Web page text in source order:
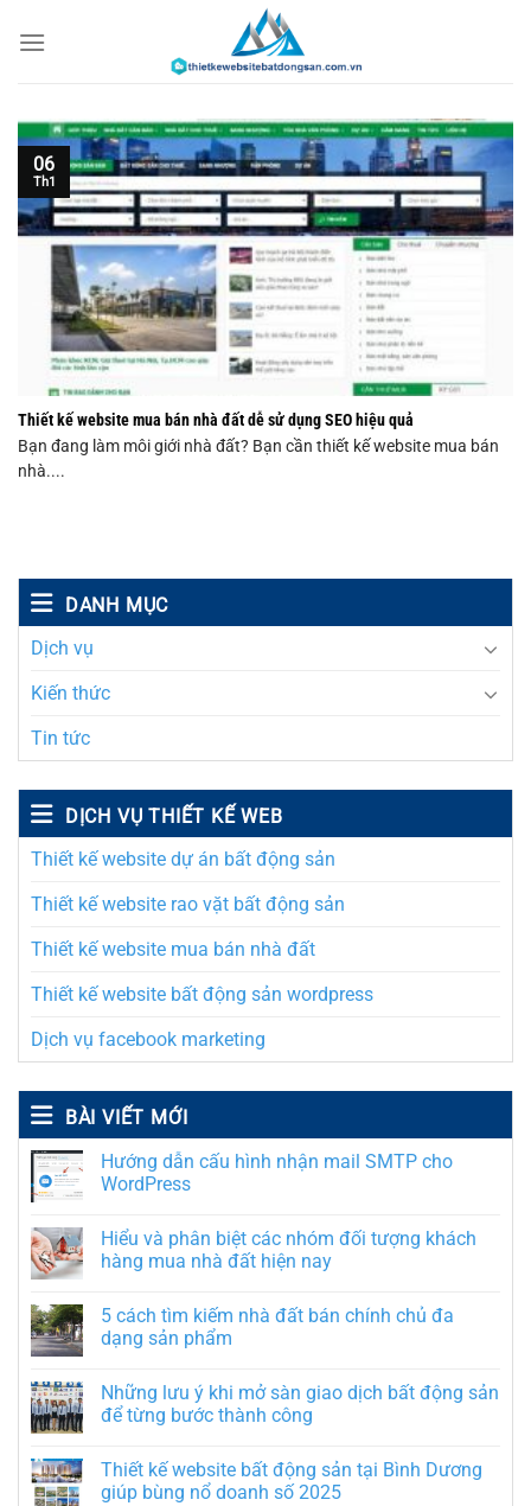
đến
DANH MỤC
Dịch vụ
Kiến thức
Tin tức
DỊCH VỤ THIẾT KẾ WEB
Thiết kế website dự án bất động sản
Thiết kế website rao vặt bất động sản
Thiết kế website mua bán nhà đất
Thiết kế website bất động sản wordpress
Dịch vụ facebook marketing
BÀI VIẾT MỚI
Hướng dẫn cấu hình nhận mail SMTP cho
WordPress
Hiểu và phân biệt các nhóm đối tượng khách
hàng mua nhà đất hiện nay
5 cách tìm kiếm nhà đất bán chính chủ đa
dạng sản phẩm
Những lưu ý khi mở sàn giao dịch bất động sản
để từng bước thành công
Thiết kế website bất động sản tại Bình Dương
giúp bùng nổ doanh số 2025
Thiết kế website mua bán nhà đất dễ sử dụng SEO hiệu quả
Bạn đang làm môi giới nhà đất? Bạn cần thiết kế website mua bán
nhà....
06
Th1